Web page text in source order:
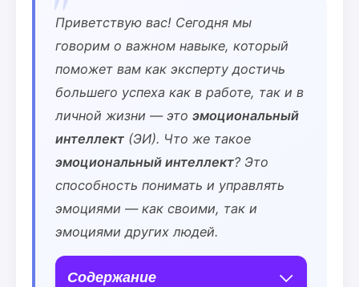
Приветствую вас! Сегодня мы
говорим о важном навыке, который
поможет вам как эксперту достичь
большего успеха как в работе, так и в
личной жизни — это эмоциональный
интеллект (ЭИ). Что же такое
эмоциональный интеллект? Это
способность понимать и управлять
эмоциями — как своими, так и
эмоциями других людей.
Содержание